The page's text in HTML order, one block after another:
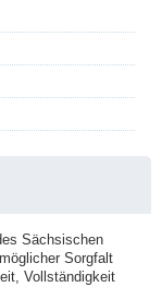
Sächsischen
Sorgfalt
Vollständigkeit